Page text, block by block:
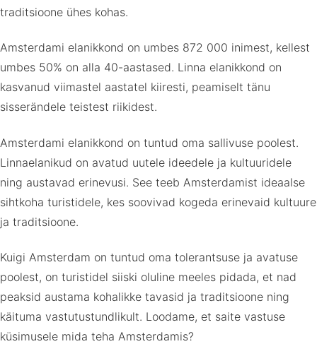
traditsioone ühes kohas.
Amsterdami elanikkond on umbes 872 000 inimest, kellest
umbes 50% on alla 40-aastased. Linna elanikkond on
kasvanud viimastel aastatel kiiresti, peamiselt tänu
sisserändele teistest riikidest.
Amsterdami elanikkond on tuntud oma sallivuse poolest.
Linnaelanikud on avatud uutele ideedele ja kultuuridele
ning austavad erinevusi. See teeb Amsterdamist ideaalse
sihtkoha turistidele, kes soovivad kogeda erinevaid kultuure
ja traditsioone.
Kuigi Amsterdam on tuntud oma tolerantsuse ja avatuse
poolest, on turistidel siiski oluline meeles pidada, et nad
peaksid austama kohalikke tavasid ja traditsioone ning
käituma vastutustundlikult. Loodame, et saite vastuse
küsimusele mida teha Amsterdamis?